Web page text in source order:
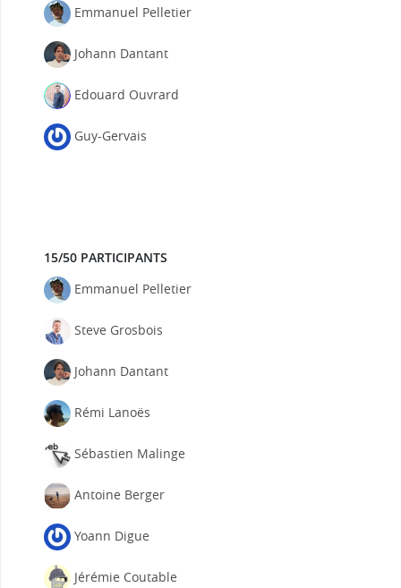
Emmanuel Pelletier
Johann Dantant
Edouard Ouvrard
Guy-Gervais
15/50 PARTICIPANTS
Emmanuel Pelletier
Steve Grosbois
Johann Dantant
Rémi Lanoës
Sébastien Malinge
Antoine Berger
Yoann Digue
Jérémie Coutable